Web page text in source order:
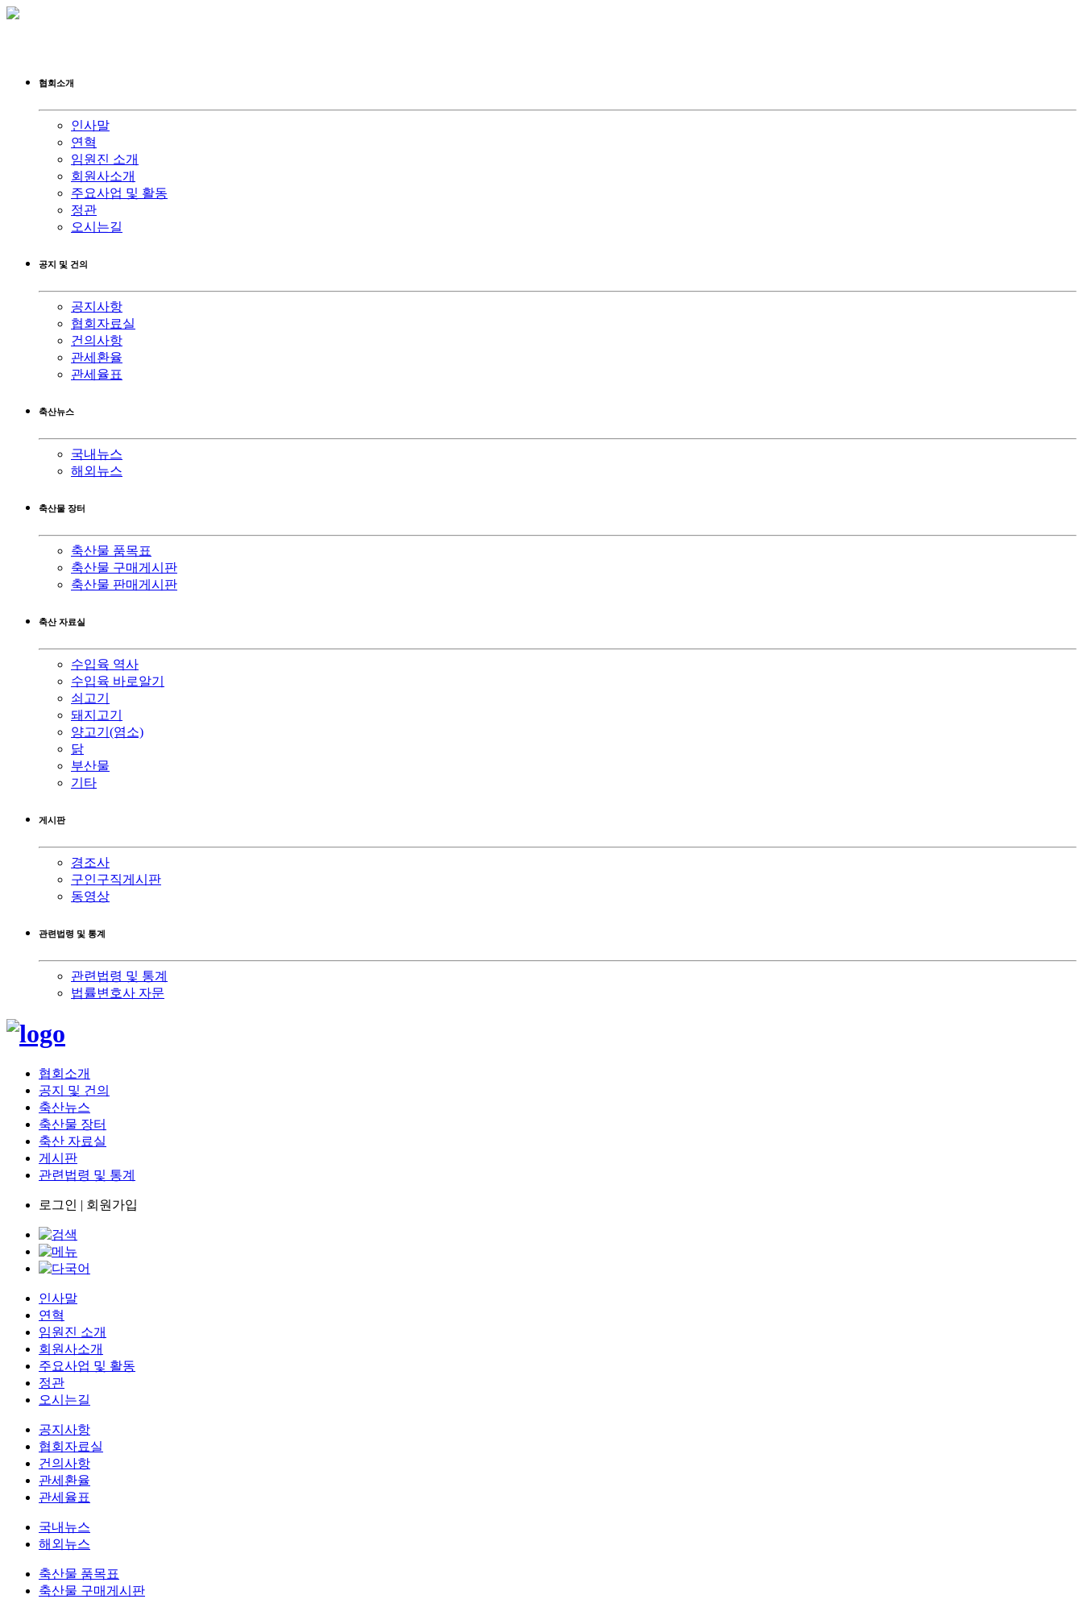
협회소개
인사말
연혁
임원진 소개
회원사소개
주요사업 및 활동
정관
오시는길
공지 및 건의
공지사항
협회자료실
건의사항
관세환율
관세율표
축산뉴스
국내뉴스
해외뉴스
축산물 장터
축산물 품목표
축산물 구매게시판
축산물 판매게시판
축산 자료실
수입육 역사
수입육 바로알기
쇠고기
돼지고기
양고기(염소)
닭
부산물
기타
게시판
경조사
구인구직게시판
동영상
관련법령 및 통계
관련법령 및 통계
법률변호사 자문
협회소개
공지 및 건의
축산뉴스
축산물 장터
축산 자료실
게시판
관련법령 및 통계
로그인 | 회원가입
인사말
연혁
임원진 소개
회원사소개
주요사업 및 활동
정관
오시는길
공지사항
협회자료실
건의사항
관세환율
관세율표
국내뉴스
해외뉴스
축산물 품목표
축산물 구매게시판